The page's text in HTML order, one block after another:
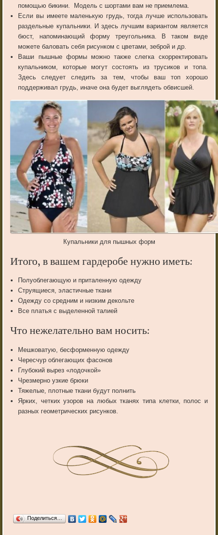
помощью бикини. Модель с шортами вам не приемлема.
Если вы имеете маленькую грудь, тогда лучше использовать
раздельные купальники. И здесь лучшим вариантом является
бюст, напоминающий форму треугольника. В таком виде
можете баловать себя рисунком с цветами, зеброй и др.
Ваши пышные формы можно также слегка скорректировать
купальником, которые могут состоять из трусиков и топа.
Здесь следует следить за тем, чтобы ваш топ хорошо
поддерживал грудь, иначе она будет выглядеть обвисшей.
Купальники для пышных форм
Итого, в вашем гардеробе нужно иметь:
Полуоблегающую и приталенную одежду
Струящиеся, эластичные ткани
Одежду со средним и низким декольте
Все платья с выделенной талией
Что нежелательно вам носить:
Мешковатую, бесформенную одежду
Чересчур облегающих фасонов
Глубокий вырез «лодочкой»
Чрезмерно узкие брюки
Тяжелые, плотные ткани будут полнить
Ярких, четких узоров на любых тканях типа клетки, полос и
разных геометрических рисунков.
Поделиться…